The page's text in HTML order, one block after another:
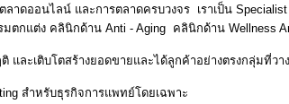
ลาดออนไลน์ และการตลาดครบวงจร เราเป็น
ตกแต่ง คลินิกด้าน Anti - Aging คลินิกด้าน
และเติบโตสร้างยอดขายและได้ลูกค้าอย่างตรงกลุ่มที่วา
สำหรับธุรกิจการแพทย์โดยเฉพาะ